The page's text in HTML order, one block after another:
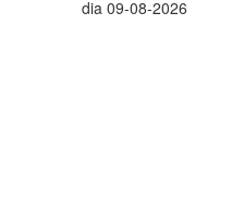
dia 09-08-2026